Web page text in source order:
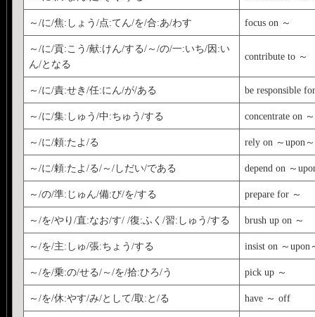
～/に/焦:しょう/点:てん/を/合:あ/わす focus on ～
～/に/貢:こう/献:けん/する/～/の/一:いち/因:い
ん/となる
contribute to ～
～/に/責:せき/任:にん/が/ある be responsible
～/に/集:しゅう/中:ちゅう/する concentrate on ～
～/に/頼:たよ/る rely on ～upon
～/に/頼:たよ/る/～/しだい/である depend on ～
～/の/準:じゅん/備:び/を/する prepare for ～
～/を/やり/直:なお/す/ /復:ふく/習:しゅう/する brush up on ～
～/を/主:しゅ/張:ちょう/する insist on ～upon
～/を/乗:の/せる/～/を/拾:ひろ/う pick up ～
～/を/休:やす/み/として/取:と/る have ～ off